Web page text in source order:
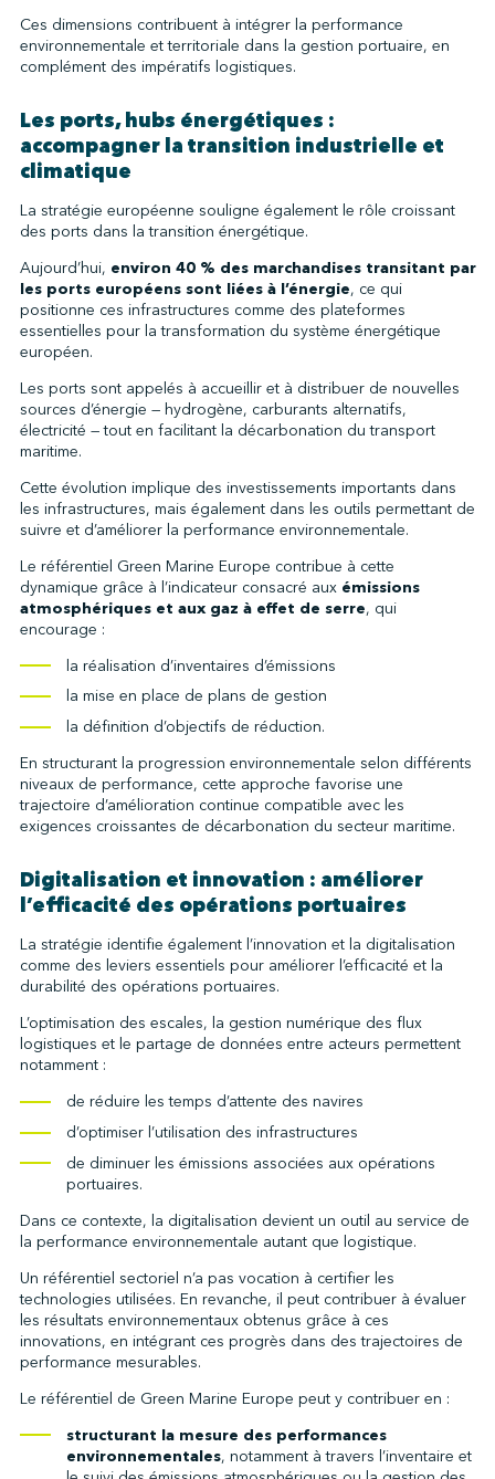
Ces dimensions contribuent à intégrer la performance
environnementale et territoriale dans la gestion portuaire, en
complément des impératifs logistiques.
Les ports, hubs énergétiques :
accompagner la transition industrielle et
climatique
La stratégie européenne souligne également le rôle croissant
des ports dans la transition énergétique.
Aujourd’hui, environ 40 % des marchandises transitant par
les ports européens sont liées à l’énergie, ce qui
positionne ces infrastructures comme des plateformes
essentielles pour la transformation du système énergétique
européen.
Les ports sont appelés à accueillir et à distribuer de nouvelles
sources d’énergie — hydrogène, carburants alternatifs,
électricité — tout en facilitant la décarbonation du transport
maritime.
Cette évolution implique des investissements importants dans
les infrastructures, mais également dans les outils permettant de
suivre et d’améliorer la performance environnementale.
Le référentiel Green Marine Europe contribue à cette
dynamique grâce à l’indicateur consacré aux émissions
atmosphériques et aux gaz à effet de serre, qui
encourage :
la réalisation d’inventaires d’émissions
la mise en place de plans de gestion
la définition d’objectifs de réduction.
En structurant la progression environnementale selon différents
niveaux de performance, cette approche favorise une
trajectoire d’amélioration continue compatible avec les
exigences croissantes de décarbonation du secteur maritime.
Digitalisation et innovation : améliorer
l’efficacité des opérations portuaires
La stratégie identifie également l’innovation et la digitalisation
comme des leviers essentiels pour améliorer l’efficacité et la
durabilité des opérations portuaires.
L’optimisation des escales, la gestion numérique des flux
logistiques et le partage de données entre acteurs permettent
notamment :
de réduire les temps d’attente des navires
d’optimiser l’utilisation des infrastructures
de diminuer les émissions associées aux opérations
portuaires.
Dans ce contexte, la digitalisation devient un outil au service de
la performance environnementale autant que logistique.
Un référentiel sectoriel n’a pas vocation à certifier les
technologies utilisées. En revanche, il peut contribuer à évaluer
les résultats environnementaux obtenus grâce à ces
innovations, en intégrant ces progrès dans des trajectoires de
performance mesurables.
Le référentiel de Green Marine Europe peut y contribuer en :
structurant la mesure des performances
environnementales, notamment à travers l’inventaire et